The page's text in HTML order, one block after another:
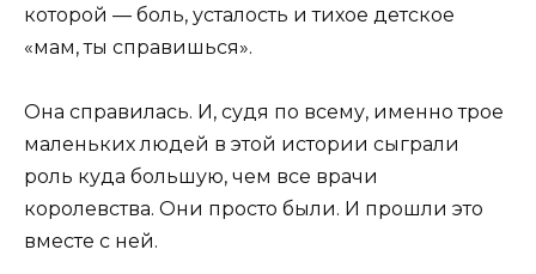
которой — боль, усталость и тихое детское
«мам, ты справишься».
Она справилась. И, судя по всему, именно трое
маленьких людей в этой истории сыграли
роль куда большую, чем все врачи
королевства. Они просто были. И прошли это
вместе с ней.